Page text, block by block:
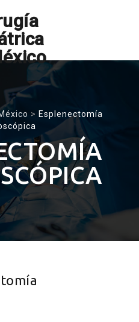
> Esplenectomía